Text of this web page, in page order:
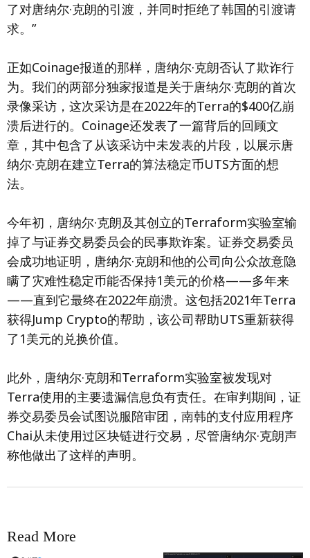
了对唐纳尔·克朗的引渡，并同时拒绝了韩国的引渡请
求。”
正如Coinage报道的那样，唐纳尔·克朗否认了欺诈行
为。我们的两部分独家报道是关于唐纳尔·克朗的首次
录像采访，这次采访是在2022年的Terra的$400亿崩
溃后进行的。Coinage还发表了一篇背后的回顾文
章，其中包含了从该采访中未发表的片段，以展示唐
纳尔·克朗在建立Terra的算法稳定币UTS方面的想
法。
今年初，唐纳尔·克朗及其创立的Terraform实验室输
掉了与证券交易委员会的民事欺诈案。证券交易委员
会成功地证明，唐纳尔·克朗和他的公司向公众故意隐
瞒了灾难性稳定币能否保持1美元的价格——多年来
——直到它最终在2022年崩溃。这包括2021年Terra
获得Jump Crypto的帮助，该公司帮助UTS重新获得
了1美元的兑换价值。
此外，唐纳尔·克朗和Terraform实验室被发现对
Terra使用的主要遗漏信息负有责任。在审判期间，证
券交易委员会试图说服陪审团，南韩的支付应用程序
Chai从未使用过区块链进行交易，尽管唐纳尔·克朗声
称他做出了这样的声明。
Read More